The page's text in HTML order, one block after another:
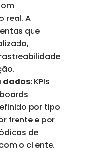
real. A
que
dados:KPIs
por tipo
frente e por
de
o cliente.